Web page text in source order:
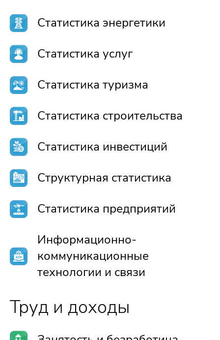
Статистика энергетики
Статистика услуг
Статистика туризма
Статистика строительства
Статистика инвестиций
Структурная статистика
Статистика предприятий
Информационно-
коммуникационные
технологии и связи
Труд и доходы